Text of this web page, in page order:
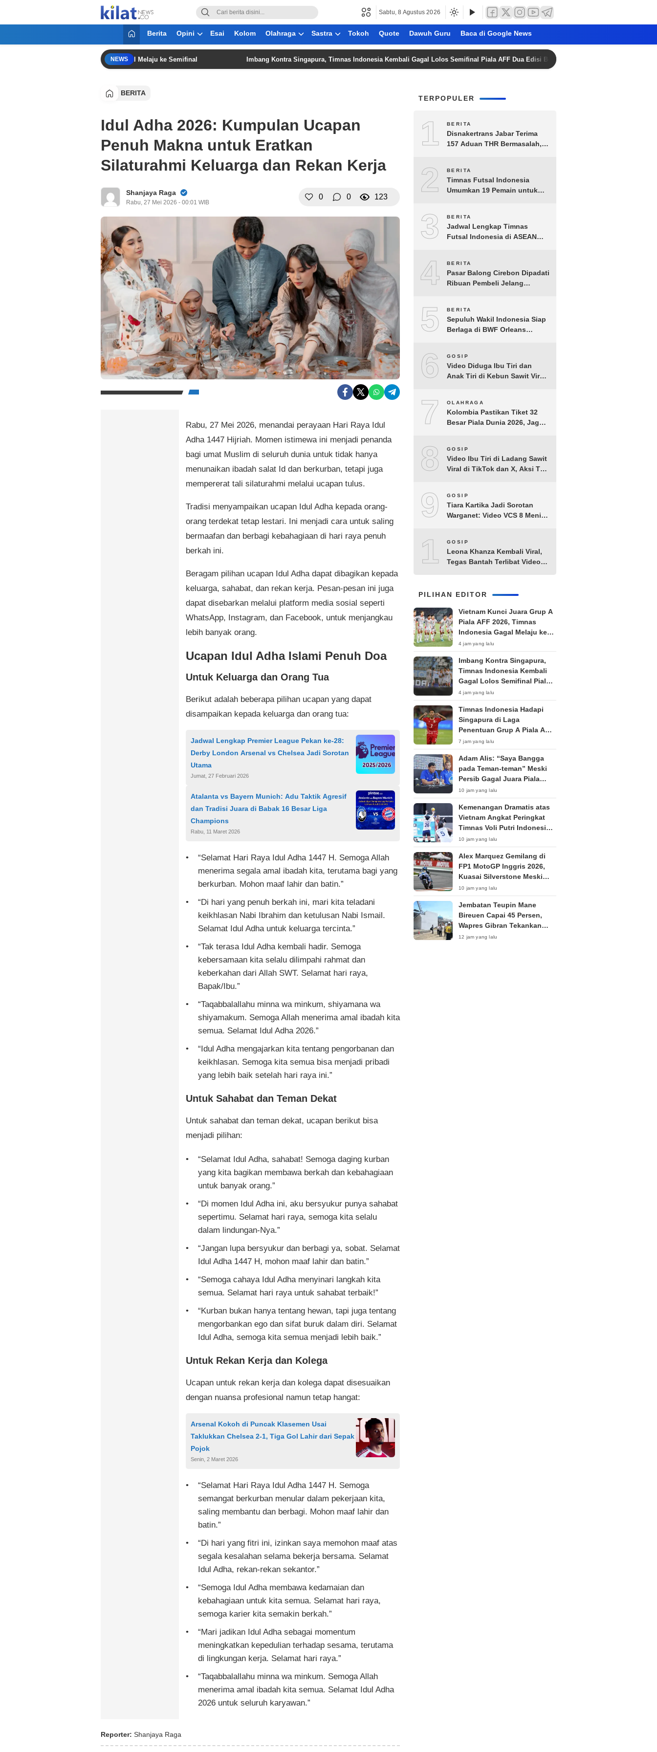
KilatNews.co
Mencerdaskan Anak Bangsa
Sabtu, 8 Agustus 2026
Berita Opini Esai Kolom Olahraga Sastra Tokoh Quote Dawuh Guru Baca di Google News
NEWS
2026, Timnas Indonesia Gagal Melaju ke Semifinal Imbang Kontra Singapura, Timnas Indonesia Kembali Gagal Lolos Semifinal Piala AFF Dua Edisi Beruntun
BERITA
Idul Adha 2026: Kumpulan Ucapan
Penuh Makna untuk Eratkan
Silaturahmi Keluarga dan Rekan Kerja
Shanjaya Raga
Rabu, 27 Mei 2026 - 00:01 WIB
0 0 123
Rabu, 27 Mei 2026, menandai perayaan Hari Raya Idul
Adha 1447 Hijriah. Momen istimewa ini menjadi penanda
bagi umat Muslim di seluruh dunia untuk tidak hanya
menunaikan ibadah salat Id dan berkurban, tetapi juga
mempererat tali silaturahmi melalui ucapan tulus.
Tradisi menyampaikan ucapan Idul Adha kepada orang-
orang terdekat tetap lestari. Ini menjadi cara untuk saling
bermaafan dan berbagi kebahagiaan di hari raya penuh
berkah ini.
Beragam pilihan ucapan Idul Adha dapat dibagikan kepada
keluarga, sahabat, dan rekan kerja. Pesan-pesan ini juga
dapat disebarkan melalui platform media sosial seperti
WhatsApp, Instagram, dan Facebook, untuk menjangkau
lebih banyak orang.
Ucapan Idul Adha Islami Penuh Doa
Untuk Keluarga dan Orang Tua
Berikut adalah beberapa pilihan ucapan yang dapat
disampaikan kepada keluarga dan orang tua:
Jadwal Lengkap Premier League Pekan ke-28:
Derby London Arsenal vs Chelsea Jadi Sorotan
Utama
Jumat, 27 Februari 2026
Atalanta vs Bayern Munich: Adu Taktik Agresif
dan Tradisi Juara di Babak 16 Besar Liga
Champions
Rabu, 11 Maret 2026
“Selamat Hari Raya Idul Adha 1447 H. Semoga Allah
menerima segala amal ibadah kita, terutama bagi yang
berkurban. Mohon maaf lahir dan batin.”
“Di hari yang penuh berkah ini, mari kita teladani
keikhlasan Nabi Ibrahim dan ketulusan Nabi Ismail.
Selamat Idul Adha untuk keluarga tercinta.”
“Tak terasa Idul Adha kembali hadir. Semoga
kebersamaan kita selalu dilimpahi rahmat dan
keberkahan dari Allah SWT. Selamat hari raya,
Bapak/Ibu.”
“Taqabbalallahu minna wa minkum, shiyamana wa
shiyamakum. Semoga Allah menerima amal ibadah kita
semua. Selamat Idul Adha 2026.”
“Idul Adha mengajarkan kita tentang pengorbanan dan
keikhlasan. Semoga kita semua bisa menjadi pribadi
yang lebih baik setelah hari raya ini.”
Untuk Sahabat dan Teman Dekat
Untuk sahabat dan teman dekat, ucapan berikut bisa
menjadi pilihan:
“Selamat Idul Adha, sahabat! Semoga daging kurban
yang kita bagikan membawa berkah dan kebahagiaan
untuk banyak orang.”
“Di momen Idul Adha ini, aku bersyukur punya sahabat
sepertimu. Selamat hari raya, semoga kita selalu
dalam lindungan-Nya.”
“Jangan lupa bersyukur dan berbagi ya, sobat. Selamat
Idul Adha 1447 H, mohon maaf lahir dan batin.”
“Semoga cahaya Idul Adha menyinari langkah kita
semua. Selamat hari raya untuk sahabat terbaik!”
“Kurban bukan hanya tentang hewan, tapi juga tentang
mengorbankan ego dan sifat buruk dalam diri. Selamat
Idul Adha, semoga kita semua menjadi lebih baik.”
Untuk Rekan Kerja dan Kolega
Ucapan untuk rekan kerja dan kolega dapat disesuaikan
dengan nuansa profesional namun tetap hangat:
Arsenal Kokoh di Puncak Klasemen Usai
Taklukkan Chelsea 2-1, Tiga Gol Lahir dari Sepak
Pojok
Senin, 2 Maret 2026
“Selamat Hari Raya Idul Adha 1447 H. Semoga
semangat berkurban menular dalam pekerjaan kita,
saling membantu dan berbagi. Mohon maaf lahir dan
batin.”
“Di hari yang fitri ini, izinkan saya memohon maaf atas
segala kesalahan selama bekerja bersama. Selamat
Idul Adha, rekan-rekan sekantor.”
“Semoga Idul Adha membawa kedamaian dan
kebahagiaan untuk kita semua. Selamat hari raya,
semoga karier kita semakin berkah.”
“Mari jadikan Idul Adha sebagai momentum
meningkatkan kepedulian terhadap sesama, terutama
di lingkungan kerja. Selamat hari raya.”
“Taqabbalallahu minna wa minkum. Semoga Allah
menerima amal ibadah kita semua. Selamat Idul Adha
2026 untuk seluruh karyawan.”
Reporter: Shanjaya Raga
TERPOPULER
1 BERITA
Disnakertrans Jabar Terima
157 Aduan THR Bermasalah,
2 BERITA
Timnas Futsal Indonesia
Umumkan 19 Pemain untuk
3 BERITA
Jadwal Lengkap Timnas
Futsal Indonesia di ASEAN
4 BERITA
Pasar Balong Cirebon Dipadati
Ribuan Pembeli Jelang
5 BERITA
Sepuluh Wakil Indonesia Siap
Berlaga di BWF Orleans
6 GOSIP
Video Diduga Ibu Tiri dan
Anak Tiri di Kebun Sawit Viral,
7 OLAHRAGA
Kolombia Pastikan Tiket 32
Besar Piala Dunia 2026, Jaga
8 GOSIP
Video Ibu Tiri di Ladang Sawit
Viral di TikTok dan X, Aksi Tak
9 GOSIP
Tiara Kartika Jadi Sorotan
Warganet: Video VCS 8 Menit
10
GOSIP
Leona Khanza Kembali Viral,
Tegas Bantah Terlibat Video
PILIHAN EDITOR
Vietnam Kunci Juara Grup A
Piala AFF 2026, Timnas
Indonesia Gagal Melaju ke
Semifinal
4 jam yang lalu
Imbang Kontra Singapura,
Timnas Indonesia Kembali
Gagal Lolos Semifinal Piala
AFF Dua Edisi Beruntun
4 jam yang lalu
Timnas Indonesia Hadapi
Singapura di Laga
Penentuan Grup A Piala AFF
2026: Tiket Semifinal Jadi
Taruhan
7 jam yang lalu
Adam Alis: “Saya Bangga
pada Teman-teman” Meski
Persib Gagal Juara Piala
Presiden 2026
10 jam yang lalu
Kemenangan Dramatis atas
Vietnam Angkat Peringkat
Timnas Voli Putri Indonesia
ke Posisi 53 Dunia
10 jam yang lalu
Alex Marquez Gemilang di
FP1 MotoGP Inggris 2026,
Kuasai Silverstone Meski
Sempat Terkendala Motor
10 jam yang lalu
Jembatan Teupin Mane
Bireuen Capai 45 Persen,
Wapres Gibran Tekankan
Kualitas Pembangunan
12 jam yang lalu